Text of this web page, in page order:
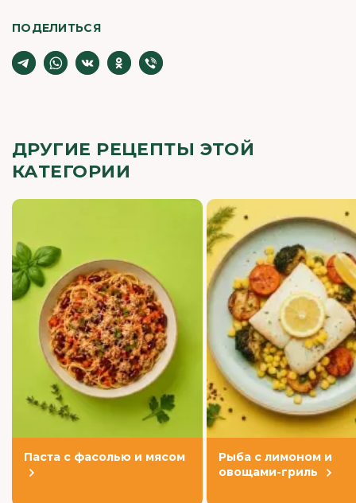
ПОДЕЛИТЬСЯ
ДРУГИЕ РЕЦЕПТЫ ЭТОЙ
КАТЕГОРИИ
Паста с фасолью и мясом
Рыба с лимоном и
овощами-гриль